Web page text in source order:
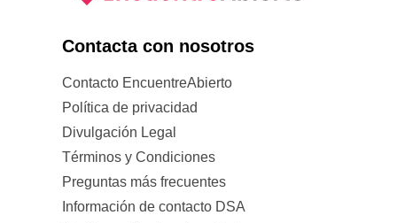
Contacta con nosotros
Contacto EncuentreAbierto
Política de privacidad
Divulgación Legal
Términos y Condiciones
Preguntas más frecuentes
Información de contacto DSA